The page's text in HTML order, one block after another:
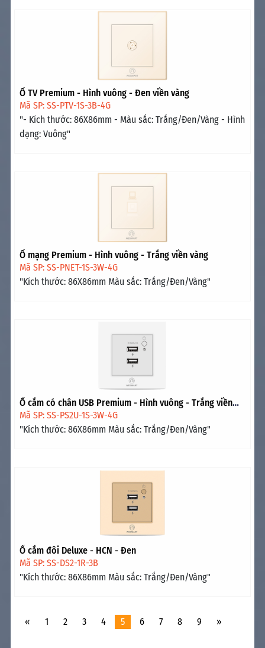
Ổ TV Premium - Hình vuông - Đen viền vàng
Mã SP: SS-PTV-1S-3B-4G
"- Kích thước: 86X86mm - Màu sắc: Trắng/Đen/Vàng - Hình
dạng: Vuông"
Ổ mạng Premium - Hình vuông - Trắng viền vàng
Mã SP: SS-PNET-1S-3W-4G
"Kích thước: 86X86mm Màu sắc: Trắng/Đen/Vàng"
Ổ cắm có chân USB Premium - Hình vuông - Trắng viền
vàng
Mã SP: SS-PS2U-1S-3W-4G
"Kích thước: 86X86mm Màu sắc: Trắng/Đen/Vàng"
Ổ cắm đôi Deluxe - HCN - Đen
Mã SP: SS-DS2-1R-3B
"Kích thước: 86X86mm Màu sắc: Trắng/Đen/Vàng"
« 1 2 3 4 5 6 7 8 9 »